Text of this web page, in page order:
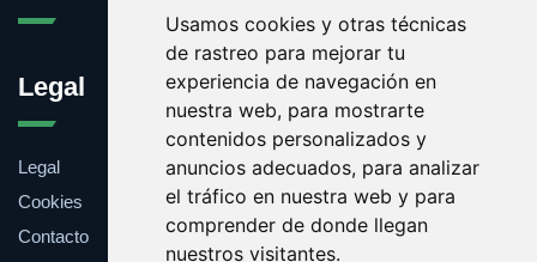
Usamos cookies y otras técnicas
de rastreo para mejorar tu
experiencia de navegación en
nuestra web, para mostrarte
contenidos personalizados y
anuncios adecuados, para analizar
el tráfico en nuestra web y para
comprender de donde llegan
nuestros visitantes.
Legal
Legal
Cookies
Contacto